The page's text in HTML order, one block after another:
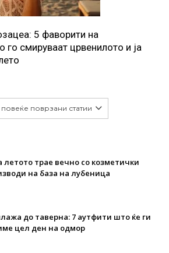
5 фаворити на
го смируваат црвенилото и ја
повеќе поврзани статии
летото трае вечно со козметички
на база на лубеница
до таверна: 7 аутфити што ќе ги
цел ден на одмор